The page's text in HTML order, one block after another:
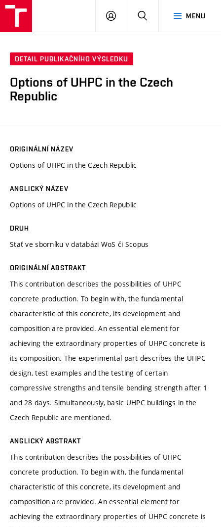
MENU
PŘIHLÁSIT
DETAIL PUBLIKAČNÍHO VÝSLEDKU
Options of UHPC in the Czech
Republic
ORIGINÁLNÍ NÁZEV
Options of UHPC in the Czech Republic
ANGLICKÝ NÁZEV
Options of UHPC in the Czech Republic
DRUH
Stať ve sborníku v databázi WoS či Scopus
ORIGINÁLNÍ ABSTRAKT
This contribution describes the possibilities of UHPC
concrete production. To begin with, the fundamental
characteristic of this concrete, its development and
composition are provided. An essential element for
achieving the extraordinary properties of UHPC concrete is
its composition. The experimental part describes the UHPC
design, test examples and the testing of certain
compressive strengths and tensile bending strength after 1
and 28 days. Simultaneously, basic UHPC buildings in the
Czech Republic are mentioned.
ANGLICKÝ ABSTRAKT
This contribution describes the possibilities of UHPC
concrete production. To begin with, the fundamental
characteristic of this concrete, its development and
composition are provided. An essential element for
achieving the extraordinary properties of UHPC concrete is